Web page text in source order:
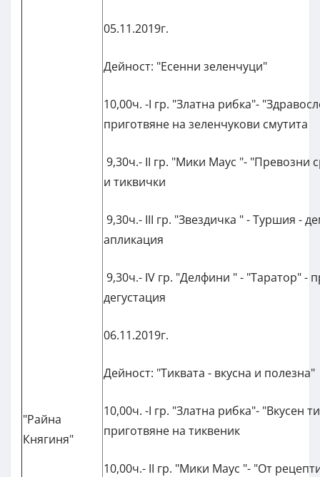
"Райна
Княгиня"
05.11.2019г.
Дейност: "Есенни зеленчуци"
10,00ч. -I гр. "Златна рибка"-
приготвяне на зеленчукови смутита
9,30ч.- II гр. "Мики Маус "- "Превозни
и тиквички
9,30ч.- III гр. "Звездичка " - Туршия -
апликация
9,30ч.- IV гр. "Делфини " - "Таратор" -
дегустация
06.11.2019г.
Дейност: "Тиквата - вкусна и полезна"
10,00ч. -I гр. "Златна рибка"- "Вкусен
приготвяне на тиквеник
10,00ч.- II гр. "Мики Маус "- "От